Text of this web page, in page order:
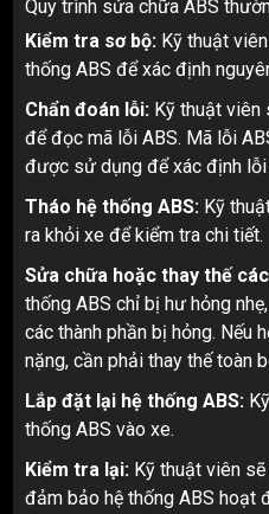
Quy trình sửa chữa ABS
Kiểm tra sơ bộ: Kỹ thuật
thống ABS để xác định
Chẩn đoán lỗi: Kỹ thuật viên
để đọc mã lỗi ABS. Mã lỗi
được sử dụng để xác định lỗi
Tháo hệ thống ABS: Kỹ
ra khỏi xe để kiểm tra chi tiết.
Sửa chữa hoặc thay thế
thống ABS chỉ bị hư hỏng
các thành phần bị hỏng. Nếu
nặng, cần phải thay thế toàn
Lắp đặt lại hệ thống ABS:
thống ABS vào xe.
Kiểm tra lại: Kỹ thuật viên
đảm bảo hệ thống ABS hoạt